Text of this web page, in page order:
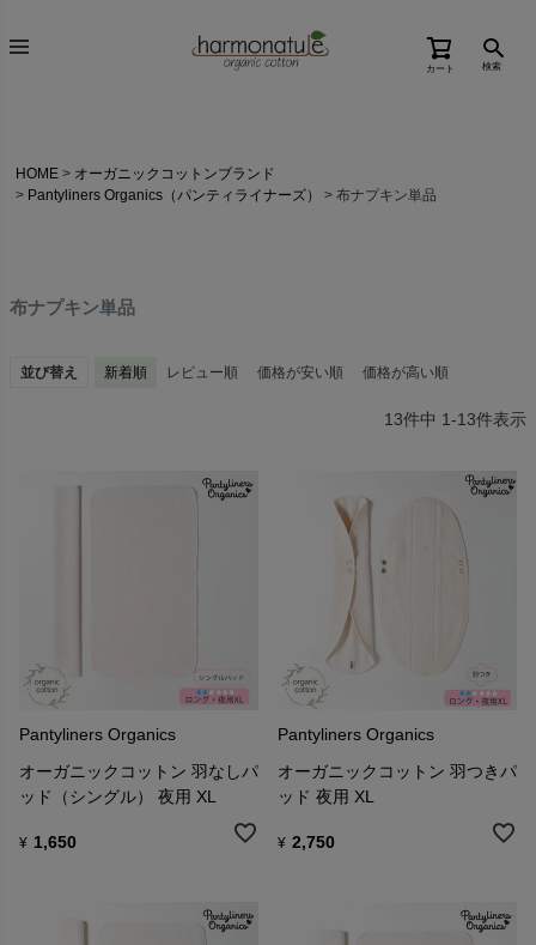
カート 検索
HOME
オーガニックコットンブランド
Pantyliners Organics（パンティライナーズ）
布ナプキン単品
布ナプキン単品
並び替え 新着順 レビュー順 価格が安い順 価格が高い順
13件中 1-13件表示
Pantyliners Organics
オーガニックコットン 羽なしパ
ッド（シングル） 夜用 XL
¥ 1,650
Pantyliners Organics
オーガニックコットン 羽つきパ
ッド 夜用 XL
¥ 2,750